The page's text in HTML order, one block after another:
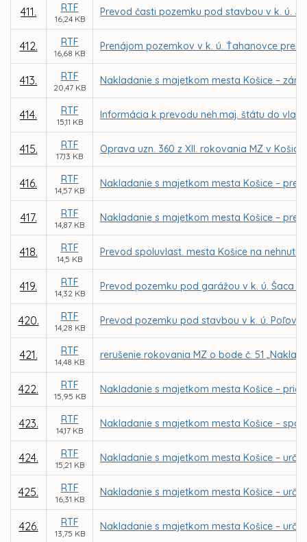
411. RTF
16,24 KB
Prevod časti pozemku pod stavbou v k. ú.
412. RTF
16,68 KB
Prenájom pozemkov v k. ú. Ťahanovce pre
413. RTF
20,47 KB
Nakladanie s majetkom mesta Košice –
414. RTF
15,11 KB
Informácia k prevodu neh.maj. štátu do
415. RTF
17,13 KB
Oprava uzn. 360 z XII. rokovania MZ v
416. RTF
14,57 KB
Nakladanie s majetkom mesta Košice –
417. RTF
14,87 KB
Nakladanie s majetkom mesta Košice –
418. RTF
14,5 KB
Prevod spoluvlast. mesta Košice na
419. RTF
14,32 KB
Prevod pozemku pod garážou v k. ú. Šaca
420. RTF
14,28 KB
Prevod pozemku pod stavbou v k. ú. Poľov
421. RTF
14,48 KB
rerušenie rokovania MZ o bode č. 51
422. RTF
15,95 KB
Nakladanie s majetkom mesta Košice –
423. RTF
14,17 KB
Nakladanie s majetkom mesta Košice –
424. RTF
15,21 KB
Nakladanie s majetkom mesta Košice –
425. RTF
16,31 KB
Nakladanie s majetkom mesta Košice –
426. RTF
13,75 KB
Nakladanie s majetkom mesta Košice –